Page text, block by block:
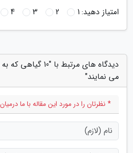
امتیاز دهید:1
2
3
4
دیدگاه های مرتبط
می نمایند"
* نظرتان را در مورد این مقاله با ما